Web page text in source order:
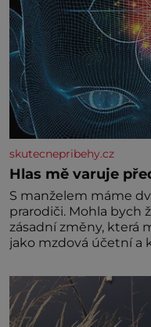
skutecnepribehy.cz
Hlas mě varuje
S manželem máme
prarodiči. Mohla bych
zásadní změny, která
jako mzdová účetní a
máme vnoučata, mi
pomoc, co se hlídání